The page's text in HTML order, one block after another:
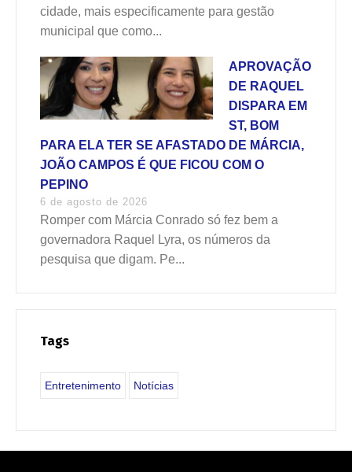
cidade, mais especificamente para gestão
municipal que como...
APROVAÇÃO
DE RAQUEL
DISPARA EM
ST, BOM
PARA ELA TER SE AFASTADO DE MÁRCIA,
JOÃO CAMPOS É QUE FICOU COM O
PEPINO
6 de agosto de 2026
Romper com Márcia Conrado só fez bem a
governadora Raquel Lyra, os números da
pesquisa que digam. Pe...
Tags
Entretenimento Notícias